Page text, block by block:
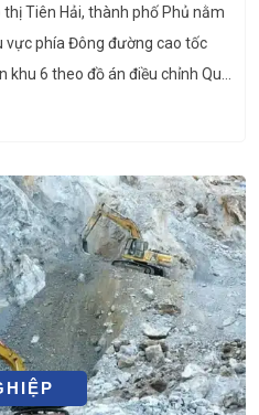
Tiên Hải, thành phố Phủ nằm
vực phía Đông đường cao tốc
khu 6 theo đồ án điều chỉnh Quy
năm 2030, tầm nhìn đến